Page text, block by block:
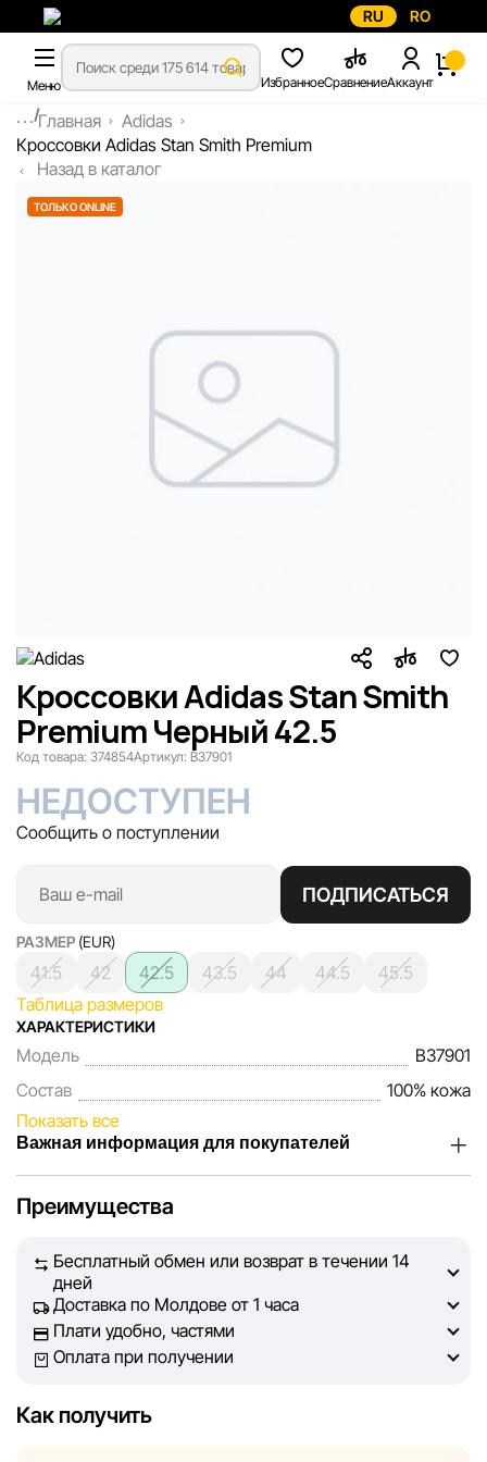
RU RO
Меню ИзбранноеСравнениеАккаунт
...Главная
Adidas
Кроссовки Adidas Stan Smith Premium
Назад в каталог
ТОЛЬКО ONLINE
Кроссовки Adidas Stan Smith
Premium Черный 42.5
Код товара: 374854Артикул: B37901
НЕДОСТУПЕН
Сообщить о поступлении
ПОДПИСАТЬСЯ
РАЗМЕР (EUR)
41.5 42 42.5 43.5 44 44.5
45.5
Таблица размеров
ХАРАКТЕРИСТИКИ
Модель
B37901
Состав
100% кожа
Показать все
Важная информация для покупателей
наших покупателей. Каждый день мы работаем над тем,
на сайте, была максимально полной, объективной и
актуальной. Наша цель — обеспечить вас достоверной
информацией, чтобы вы смогли принять лучшее
решение о покупке.
не может гарантировать абсолютную точность всех
Преимущества
Бесплатный обмен или возврат в течении 14
дней
Доставка по Молдове от 1 часа
Плати удобно, частями
Оплата при получении
Как получить